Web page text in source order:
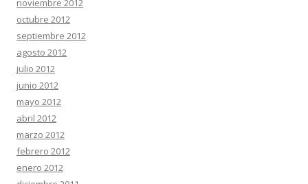
noviembre 2012
octubre 2012
septiembre 2012
agosto 2012
julio 2012
junio 2012
mayo 2012
abril 2012
marzo 2012
febrero 2012
enero 2012